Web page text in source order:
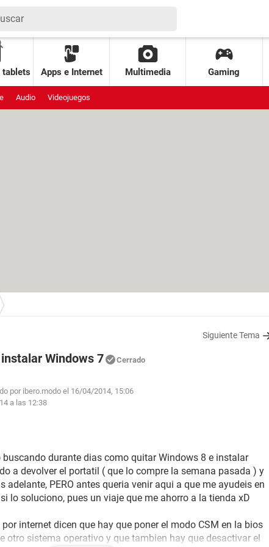
tablets Apps e Internet Multimedia Gaming
Audio Videojuegos
Siguiente Tema
Windows 7 Cerrado
por ibero.modo el 16/04/2014, 15:06
a las 12:38
buscando durante dias como quitar Windows 8 e instalar
a devolver el portatil ( que lo compre la semana pasada ) y
adelante, PERO antes queria venir aqui a que me ayudeis en
lo soluciono, pues un viaje que me ahorro a la tienda xD
internet dicen que hay que poner el modo CSM en la bios
otro sistema operativo y que tambien hay que desactivar el